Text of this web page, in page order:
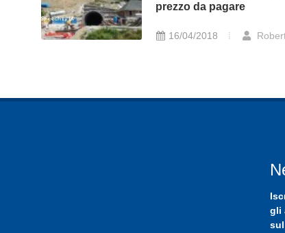
prezzo da pagare
16/04/2018
gli